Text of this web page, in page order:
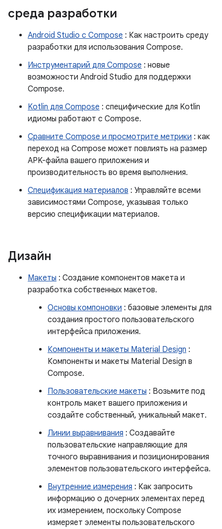
среда разработки
Android Studio с Compose : Как настроить среду
разработки для использования Compose.
Инструментарий для Compose : новые
возможности Android Studio для поддержки
Compose.
Kotlin для Compose : специфические для Kotlin
идиомы работают с Compose.
Сравните Compose и просмотрите метрики : как
переход на Compose может повлиять на размер
APK-файла вашего приложения и
производительность во время выполнения.
Спецификация материалов : Управляйте всеми
зависимостями Compose, указывая только
версию спецификации материалов.
Дизайн
Макеты : Создание компонентов макета и
разработка собственных макетов.
Основы компоновки : базовые элементы для
создания простого пользовательского
интерфейса приложения.
Компоненты и макеты Material Design :
Компоненты и макеты Material Design в
Compose.
Пользовательские макеты : Возьмите под
контроль макет вашего приложения и
создайте собственный, уникальный макет.
Линии выравнивания : Создавайте
пользовательские направляющие для
точного выравнивания и позиционирования
элементов пользовательского интерфейса.
Внутренние измерения : Как запросить
информацию о дочерних элементах перед
их измерением, поскольку Compose
измеряет элементы пользовательского